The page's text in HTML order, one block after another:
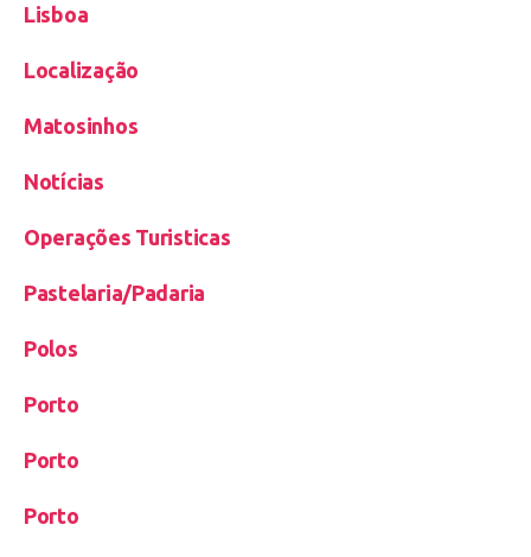
Lisboa
Localização
Matosinhos
Notícias
Operações Turisticas
Pastelaria/Padaria
Polos
Porto
Porto
Porto